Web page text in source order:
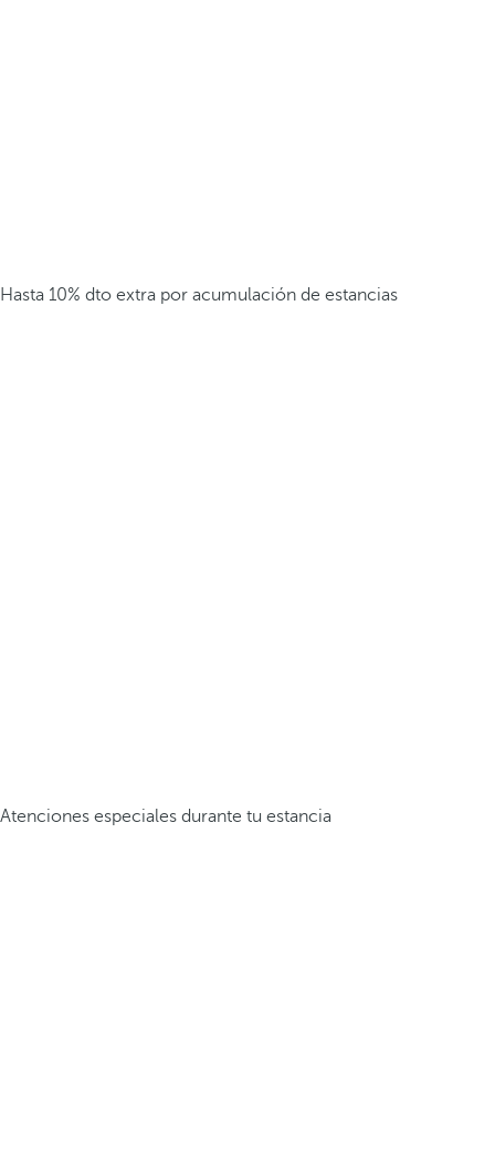
Hasta 10% dto extra por acumulación de estancias
Atenciones especiales durante tu estancia